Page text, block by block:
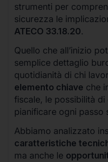
strumenti per
sicurezza le
ATECO 33.18.20.
Quello che all’inizio
semplice dettaglio
quotidianità di chi
elemento chiave che
fiscale, le possibilità
pianificare ogni passo
Abbiamo analizzato
caratteristiche
ma anche le